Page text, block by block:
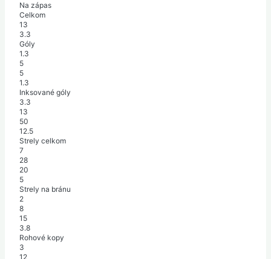
Na zápas
Celkom
13
3.3
Góly
1.3
5
5
1.3
Inksované góly
3.3
13
50
12.5
Strely celkom
7
28
20
5
Strely na bránu
2
8
15
3.8
Rohové kopy
3
12